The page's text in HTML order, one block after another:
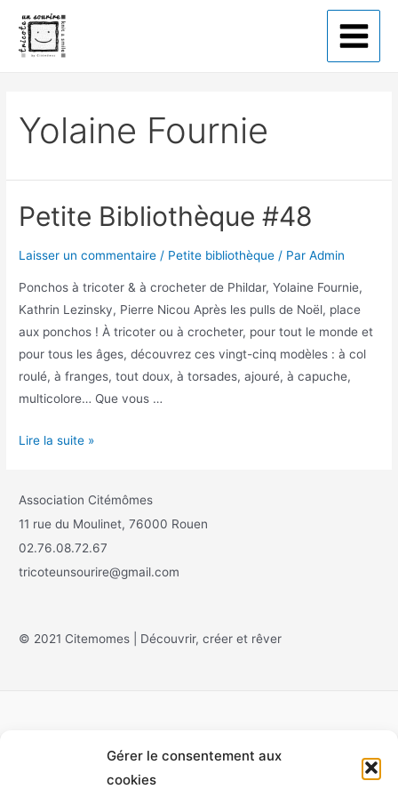
Gérer le consentement aux
cookies
Yolaine Fournie
Petite Bibliothèque #48
Laisser un commentaire / Petite bibliothèque / ParAdmin
Ponchos à tricoter & à crocheter de Phildar, Yolaine Fournie,
Kathrin Lezinsky, Pierre Nicou Après les pulls de Noël, place
aux ponchos ! À tricoter ou à crocheter, pour tout le monde et
pour tous les âges, découvrez ces vingt-cinq modèles : à col
roulé, à franges, tout doux, à torsades, ajouré, à capuche,
multicolore… Que vous …
Lire la suite »
Association Citémômes
11 rue du Moulinet, 76000 Rouen
02.76.08.72.67
tricoteunsourire@gmail.com
© 2021 Citemomes | Découvrir, créer et rêver